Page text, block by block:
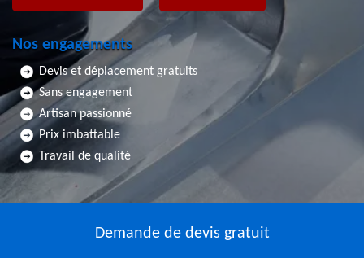
Nos engagements
Devis et déplacement gratuits
Sans engagement
Artisan passionné
Prix imbattable
Travail de qualité
Demande de devis gratuit